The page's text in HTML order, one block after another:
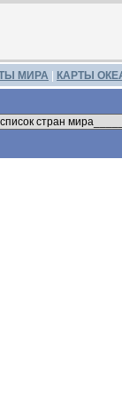
МИРА КАРТЫ